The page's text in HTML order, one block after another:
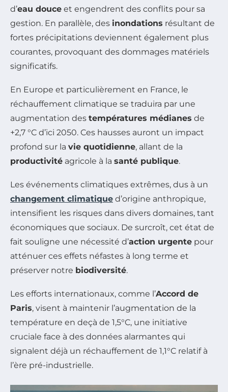
d’eau douce et engendrent des conflits pour sa
gestion. En parallèle, des inondations résultant de
fortes précipitations deviennent également plus
courantes, provoquant des dommages matériels
significatifs.
En Europe et particulièrement en France, le
réchauffement climatique se traduira par une
augmentation des températures médianes de
+2,7 °C d’ici 2050. Ces hausses auront un impact
profond sur la vie quotidienne, allant de la
productivité agricole à la santé publique.
Les événements climatiques extrêmes, dus à un
changement climatique d’origine anthropique,
intensifient les risques dans divers domaines, tant
économiques que sociaux. De surcroît, cet état de
fait souligne une nécessité d’action urgente pour
atténuer ces effets néfastes à long terme et
préserver notre biodiversité.
Les efforts internationaux, comme l’Accord de
Paris, visent à maintenir l’augmentation de la
température en deçà de 1,5°C, une initiative
cruciale face à des données alarmantes qui
signalent déjà un réchauffement de 1,1°C relatif à
l’ère pré-industrielle.